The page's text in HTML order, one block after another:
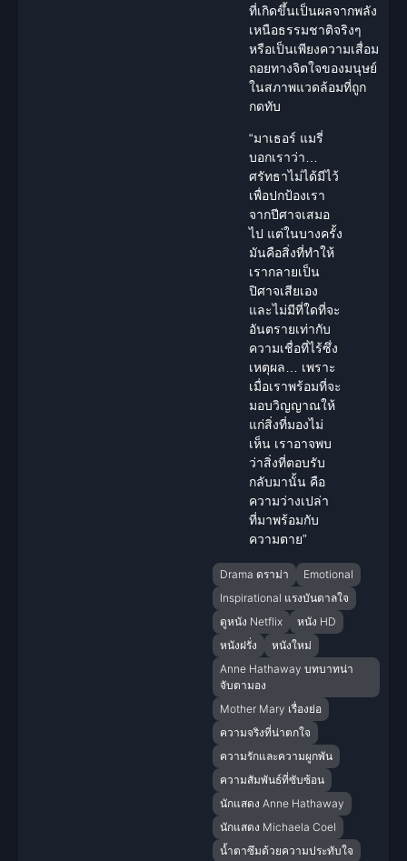
ที่เกิดขึ้นเป็นผลจากพลัง
เหนือธรรมชาติจริงๆ
หรือเป็นเพียงความเสื่อม
ถอยทางจิตใจของมนุษย์
ในสภาพแวดล้อมที่ถูก
กดทับ
“มาเธอร์ แมรี่
บอกเราว่า…
ศรัทธาไม่ได้มีไว้
เพื่อปกป้องเรา
จากปีศาจเสมอ
ไป แต่ในบางครั้ง
มันคือสิ่งที่ทำให้
เรากลายเป็น
ปิศาจเสียเอง
และไม่มีที่ใดที่จะ
อันตรายเท่ากับ
ความเชื่อที่ไร้ซึ่ง
เหตุผล… เพราะ
เมื่อเราพร้อมที่จะ
มอบวิญญาณให้
แก่สิ่งที่มองไม่
เห็น เราอาจพบ
ว่าสิ่งที่ตอบรับ
กลับมานั้น คือ
ความว่างเปล่า
ที่มาพร้อมกับ
ความตาย”
Drama ดราม่า
Emotional
Inspirational แรงบันดาลใจ
ดูหนัง Netflix
หนัง HD
หนังฝรั่ง
หนังใหม่
Anne Hathaway บทบาทน่า
จับตามอง
Mother Mary เรื่องย่อ
ความจริงที่น่าตกใจ
ความรักและความผูกพัน
ความสัมพันธ์ที่ซับซ้อน
นักแสดง Anne Hathaway
นักแสดง Michaela Coel
น้ำตาซึมด้วยความประทับใจ